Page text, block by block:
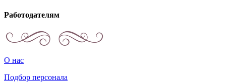
Работодателям
О нас
Подбор персонала